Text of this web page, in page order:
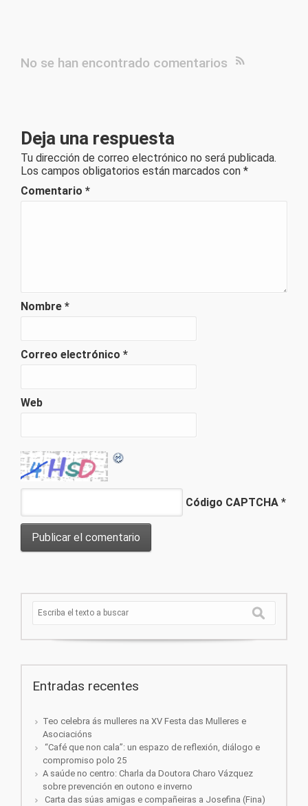
No se han encontrado comentarios
Deja una respuesta
Tu dirección de correo electrónico no será publicada.
Los campos obligatorios están marcados con *
Comentario *
Nombre *
Correo electrónico *
Web
Código CAPTCHA *
Entradas recentes
Teo celebra ás mulleres na XV Festa das Mulleres e
Asociacións
“Café que non cala”: un espazo de reflexión, diálogo e
compromiso polo 25
A saúde no centro: Charla da Doutora Charo Vázquez
sobre prevención en outono e inverno
Carta das súas amigas e compañeiras a Josefina (Fina)